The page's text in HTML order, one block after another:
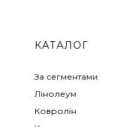
КАТАЛОГ
За сегментами
Лінолеум
Ковролін